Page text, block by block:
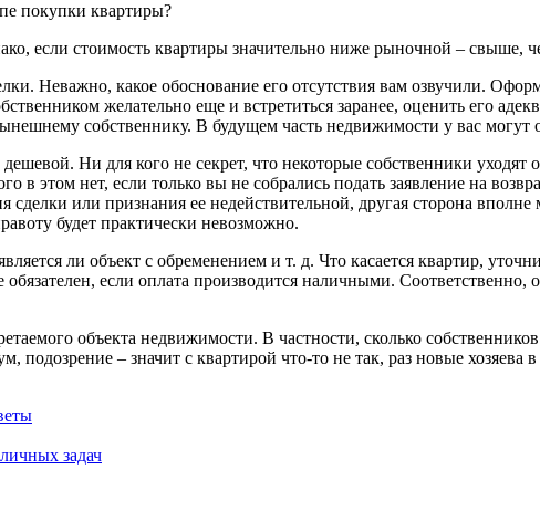
покупки квартиры?
если стоимость квартиры значительно ниже рыночной – свыше,
Неважно, какое обоснование его отсутствия вам озвучили.
желательно еще и встретиться заранее, оценить его
собственнику. В будущем часть недвижимости у вас могут
Ни для кого не секрет, что некоторые собственники уходят
этом нет, если только вы не собрались подать заявление на
или признания ее недействительной, другая сторона
будет практически невозможно.
ли объект с обременением и т. д. Что касается квартир,
если оплата производится наличными. Соответственно,
объекта недвижимости. В частности, сколько
– значит с квартирой что-то не так, раз новые хозяева
задач